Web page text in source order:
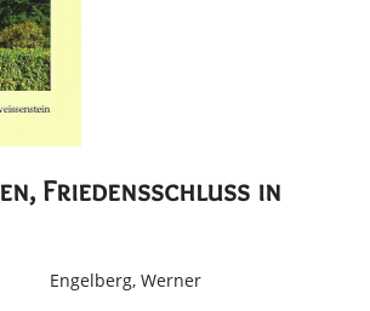
Friedensschluss in
Engelberg, Werner